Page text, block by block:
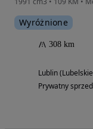
Wyróżnione
308 km
Lublin
Prywatny